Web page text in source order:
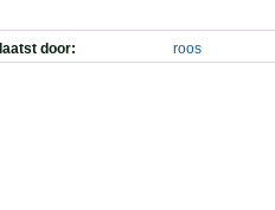
door: roos